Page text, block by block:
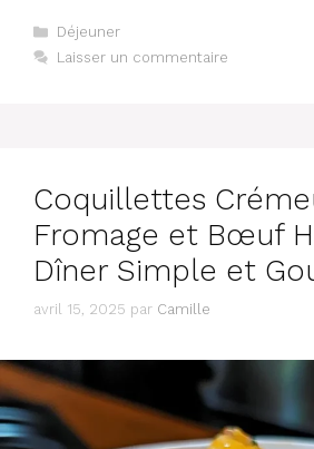
Catégories
Déjeuner
Laisser un commentaire
Coquillettes
Fromage et Bœuf
Dîner Simple et
avril 15, 2025 par Camille